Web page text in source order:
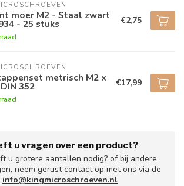
moer M2 - Staal zwart
- 25 stuks €2,75
metrisch M2 x
352 €17,99
u vragen over een product?
u grotere aantallen nodig? of bij andere
neem gerust contact op met ons via de
info@kingmicroschroeven.nl